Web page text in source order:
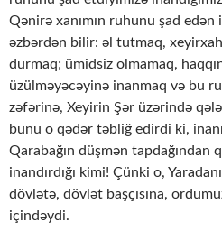
Qənirə xanımın ruhunu şad
əzbərdən bilir: əl tutmaq,
durmaq; ümidsiz olmamaq,
üzülməyəcəyinə inanmaq və bu
zəfərinə, Xeyirin Şər üzərində
bunu o qədər təbliğ edirdi ki,
Qarabağın düşmən tapdağından
inandırdığı kimi! Çünki o,
dövlətə, dövlət başçısına,
içindəydi.